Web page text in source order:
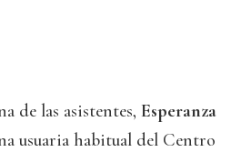
de las asistentes, Esperanza
usuaria habitual del Centro